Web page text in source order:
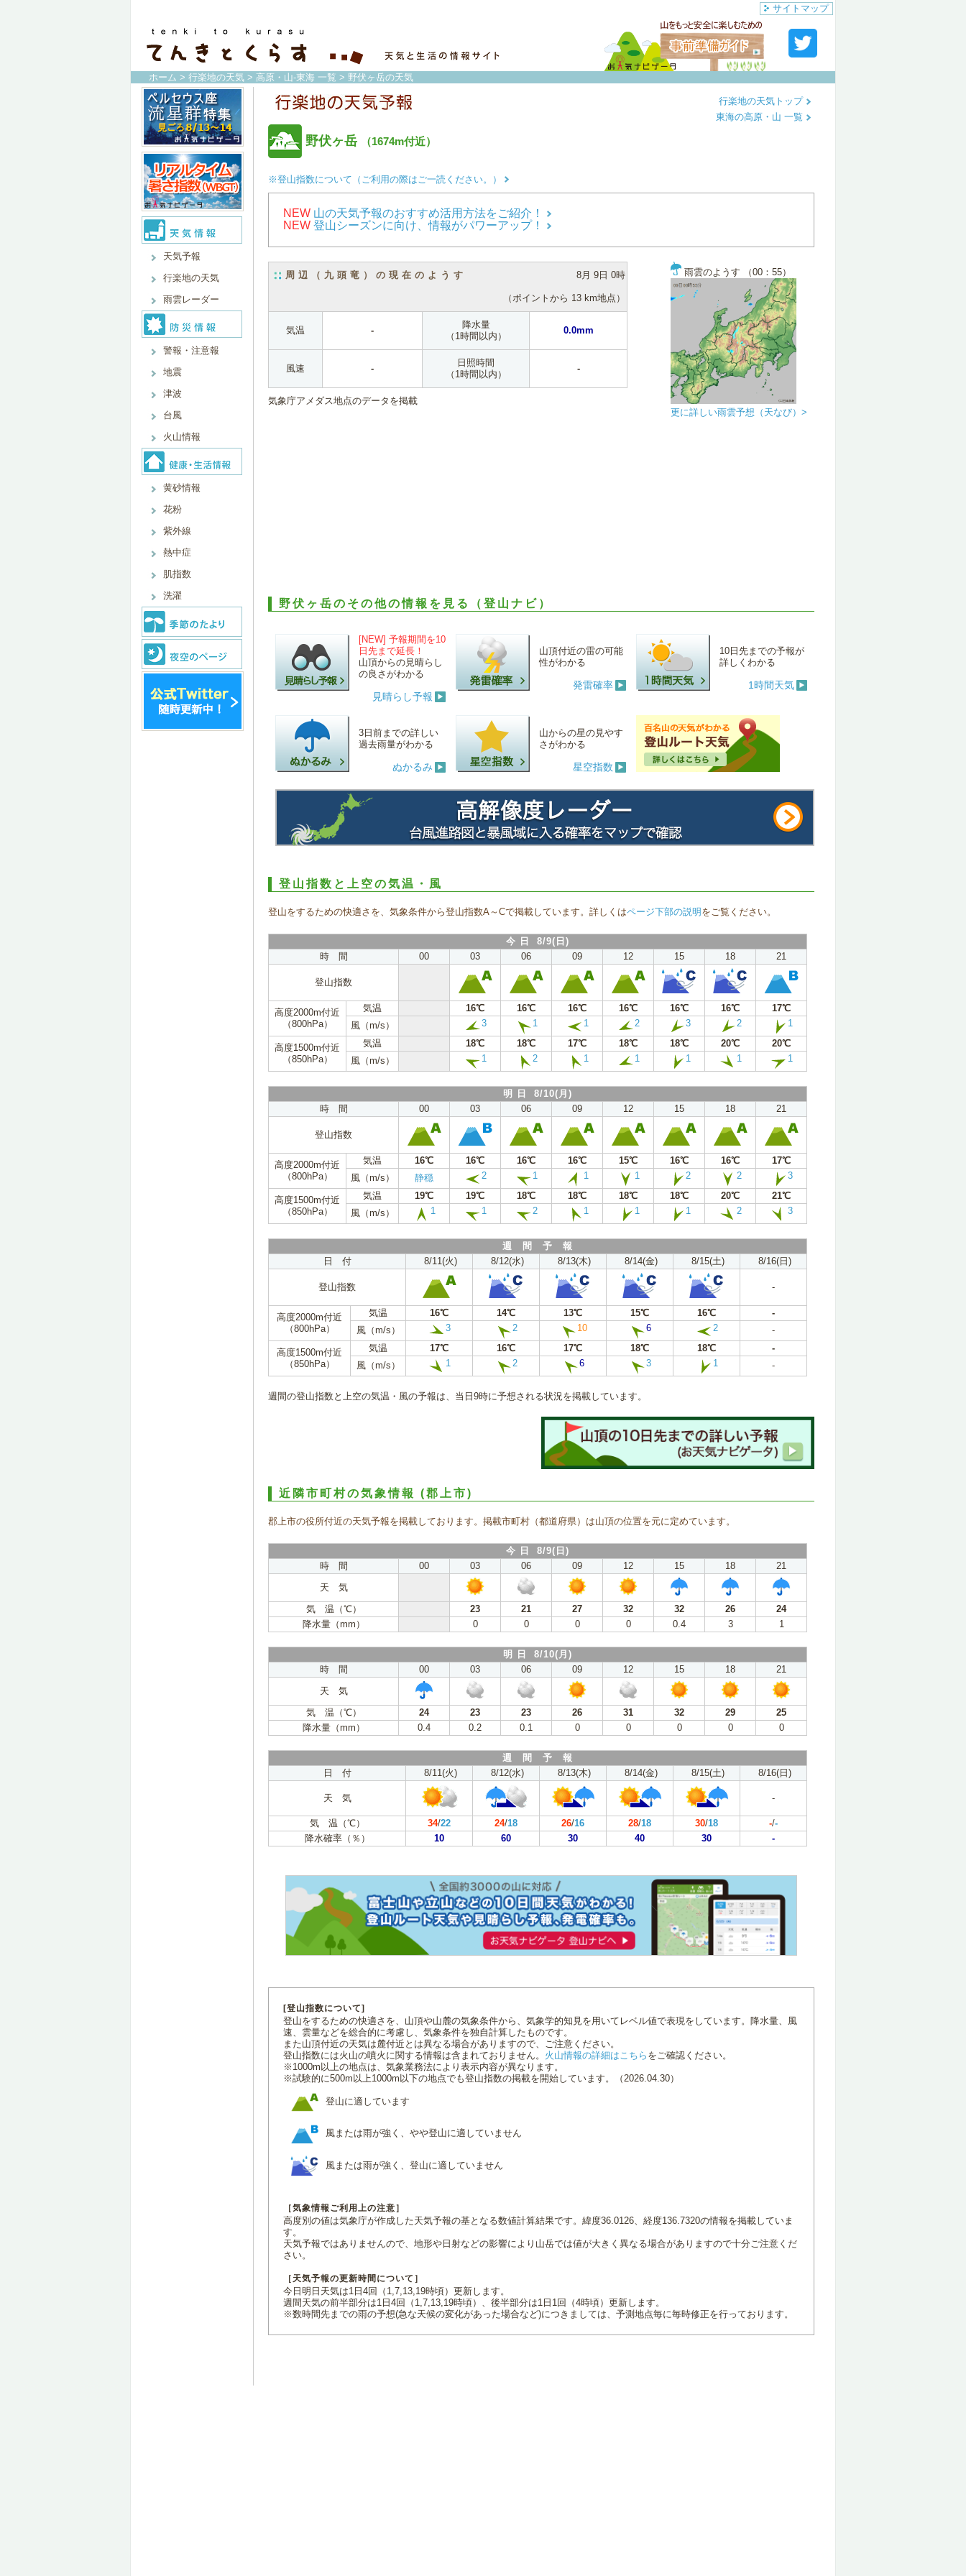
サイトマップ
ホーム > 行楽地の天気 > 高原・山-東海 一覧 > 野伏ヶ岳の天気
天気予報
行楽地の天気
雨雲レーダー
警報・注意報
地震
津波
台風
火山情報
黄砂情報
花粉
紫外線
熱中症
肌指数
洗濯
野伏ヶ岳 （1674m付近）
行楽地の天気トップ
東海の高原・山 一覧
※登山指数について（ご利用の際はご一読ください。）
NEW 山の天気予報のおすすめ活用方法をご紹介！
NEW 登山シーズンに向け、情報がパワーアップ！
周辺（九頭竜）の現在のようす 8月 9日 0時
（ポイントから 13 km地点）
気温 -
降水量
（1時間以内）
0.0mm
風速 -
日照時間
（1時間以内）
-
気象庁アメダス地点のデータを掲載
雨雲のようす （00：55）
更に詳しい雨雲予想（天なび）>
野伏ヶ岳のその他の情報を見る（登山ナビ）
[NEW] 予報期間を10
日先まで延長！
山頂からの見晴らし
の良さがわかる
見晴らし予報
山頂付近の雷の可能
性がわかる
発雷確率
10日先までの予報が
詳しくわかる
1時間天気
3日前までの詳しい
過去雨量がわかる
ぬかるみ
山からの星の見やす
さがわかる
星空指数
登山指数と上空の気温・風
登山をするための快適さを、気象条件から登山指数A～Cで掲載しています。詳しくはページ下部の説明 をご覧ください。
今 日 8/9(日)
時 間
00 03 06 09 12 15 18 21
登山指数
高度2000m付近
（800hPa）
気温 16℃ 16℃ 16℃ 16℃ 16℃ 16℃
17℃
風（m/s）
3 1 1 2 3 2 1
高度1500m付近
（850hPa）
気温 18℃ 18℃ 17℃ 18℃ 18℃ 20℃
20℃
風（m/s）
1 2 1 1 1 1 1
明 日 8/10(月)
時 間
00 03 06 09 12 15 18 21
登山指数
高度2000m付近
（800hPa）
気温 16℃ 16℃ 16℃ 16℃ 15℃ 16℃ 16℃
17℃
風（m/s）
静穏 2 1 1 1 2 2 3
高度1500m付近
（850hPa）
気温 19℃ 19℃ 18℃ 18℃ 18℃ 18℃ 20℃
21℃
風（m/s）
1 1 2 1 1 1 2 3
週 間 予 報
日 付
8/11(火) 8/12(水) 8/13(木) 8/14(金) 8/15(土) 8/16(日)
登山指数 -
高度2000m付近
（800hPa）
気温 16℃ 14℃ 13℃ 15℃ 16℃
-
風（m/s）
3 2 10 6 2 -
高度1500m付近
（850hPa）
気温 17℃ 16℃ 17℃ 18℃ 18℃
-
風（m/s）
1 2 6 3 1 -
週間の登山指数と上空の気温・風の予報は、当日9時に予想される状況を掲載しています。
近隣市町村の気象情報 (郡上市)
郡上市の役所付近の天気予報を掲載しております。掲載市町村（都道府県）は山頂の位置を元に定めています。
今 日 8/9(日)
時 間
00 03 06 09 12 15 18
21
天 気
気 温（℃）
23 21 27 32 32 26
24
降水量（mm）
0 0 0 0 0.4 3 1
明 日 8/10(月)
時 間
00 03 06 09 12 15 18
21
天 気
気 温（℃）
24 23 23 26 31 32 29
25
降水量（mm）
0.4 0.2 0.1 0 0 0 0 0
週 間 予 報
日 付
8/11(火) 8/12(水) 8/13(木) 8/14(金) 8/15(土) 8/16(日)
天 気 -
気 温（℃） 34/22 24/18 26/16 28/18 30/18 -/-
降水確率（％）
10 60 30 40 30 -
[登山指数について]
登山をするための快適さを、山頂や山麓の気象条件から、気象学的知見を用いてレベル値で表現をしています。降水量、風
速、雲量などを総合的に考慮し、気象条件を独自計算したものです。
また山頂付近の天気は麓付近とは異なる場合がありますので、ご注意ください。
登山指数には火山の噴火に関する情報は含まれておりません。 火山情報の詳細はこちら をご確認ください。
※1000m以上の地点は、気象業務法により表示内容が異なります。
※試験的に500m以上1000m以下の地点でも登山指数の掲載を開始しています。（2026.04.30）
登山に適しています
風または雨が強く、やや登山に適していません
風または雨が強く、登山に適していません
［気象情報ご利用上の注意］
高度別の値は気象庁が作成した天気予報の基となる数値計算結果です。緯度36.0126、経度136.7320の情報を掲載していま
す。
天気予報ではありませんので、地形や日射などの影響により山岳では値が大きく異なる場合がありますので十分ご注意くだ
さい。
［天気予報の更新時間について］
今日明日天気は1日4回（1,7,13,19時頃）更新します。
週間天気の前半部分は1日4回（1,7,13,19時頃）、後半部分は1日1回（4時頃）更新します。
※数時間先までの雨の予想(急な天候の変化があった場合など)につきましては、予測地点毎に毎時修正を行っております。